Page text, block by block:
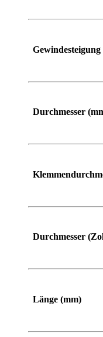
Gewindesteigung
Durchmesser
Durchmesser
Länge (mm)
Von